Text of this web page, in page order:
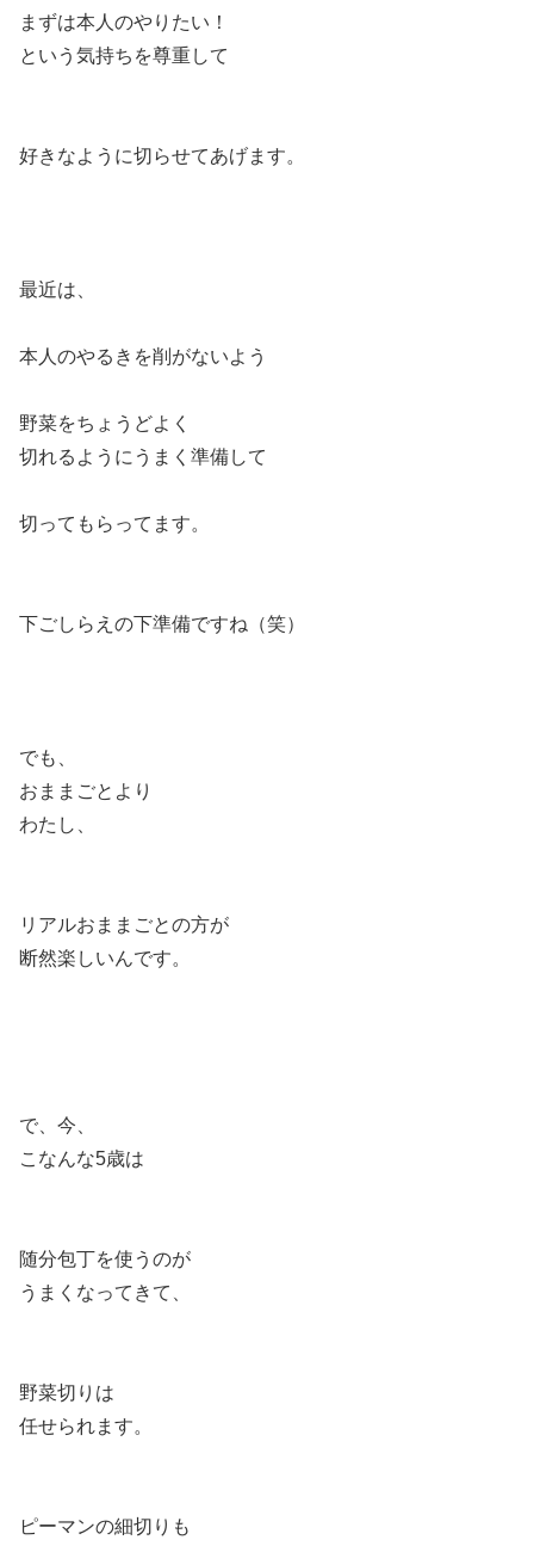
まずは本人のやりたい！
という気持ちを尊重して
好きなように切らせてあげます。
最近は、
本人のやるきを削がないよう
野菜をちょうどよく
切れるようにうまく準備して
切ってもらってます。
下ごしらえの下準備ですね（笑）
でも、
おままごとより
わたし、
リアルおままごとの方が
断然楽しいんです。
で、今、
こなんな5歳は
随分包丁を使うのが
うまくなってきて、
野菜切りは
任せられます。
ピーマンの細切りも